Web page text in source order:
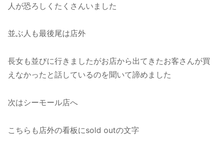
人が恐ろしくたくさんいました
並ぶ人も最後尾は店外
長女も並びに行きましたがお店から出てきたお客さんが買
えなかったと話しているのを聞いて諦めました
次はシーモール店へ
こちらも店外の看板にsold outの文字